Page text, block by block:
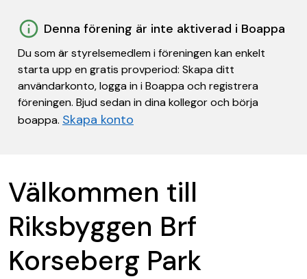
Denna förening är inte aktiverad i Boappa
Du som är styrelsemedlem i föreningen kan enkelt
starta upp en gratis provperiod: Skapa ditt
användarkonto, logga in i Boappa och registrera
föreningen. Bjud sedan in dina kollegor och börja
boappa. Skapa konto
Välkommen till
Riksbyggen Brf
Korseberg Park